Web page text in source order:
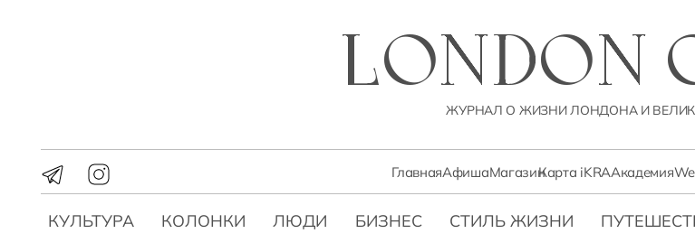
LONDON
ЖУРНАЛ О ЖИЗНИ ЛОНДОНА И
ГлавнаяАфишаМагазинКарта iKRAАкадемия
КУЛЬТУРА КОЛОНКИ ЛЮДИ БИЗНЕС СТИЛЬ ЖИЗНИ